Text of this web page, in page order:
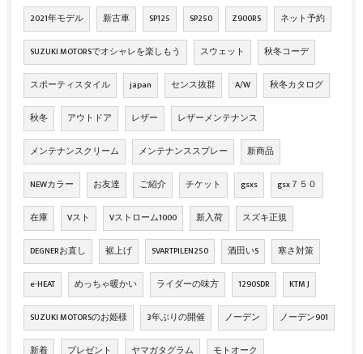
2021年モデル 新古車 SP125 SP250 Z900RS ネット予約
SUZUKI MOTORSでオシャレを楽しもう スウェット 秋冬コーデ
スポーティスタイル japan センス抜群 A/W 秋冬カタログ
秋冬 アウトドア レザー レザーメンテナンス
メンテナンスクリーム メンテナンススプレー 新商品
NEWカラー お友達 ご紹介 チケット gsxs gsx７５０
在庫 Vスト Vストローム1000 新入荷 スズキ正規
DEGNERお直し 裾上げ SVARTPILEN250 酒田いS 寒さ対策
e-HEAT めっちゃ暖かい ライダーの味方 1290SDR KTM J
SUZUKI MOTORSのお姫様 3年ぶりの開催 ノーデン ノーデン901
新着 プレゼント ヤマガタグラム モトオーク